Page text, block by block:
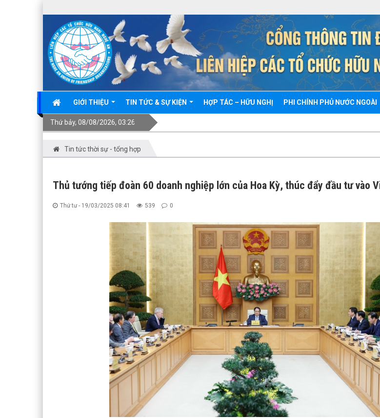
GIỚI THIỆU TIN TỨC & SỰ KIỆN HỢP TÁC – HỮU NGHỊ PHI CHÍNH PHỦ NƯỚC NGOÀI
Thứ bảy, 08/08/2026, 03:26
Tin tức thời sự - tổng hợp
Thủ tướng tiếp đoàn 60 doanh nghiệp lớn của Hoa Kỳ, thúc đẩy đầu tư vào
Thứ tư - 19/03/2025 08:41 539 0